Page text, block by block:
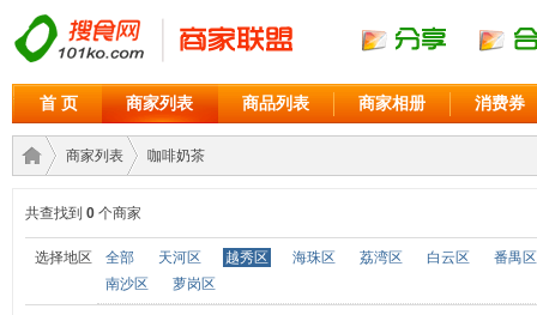
首 页 商家列表 商品列表 商家相册 消费券
商家›
商家列表
›
咖啡奶茶
共查找到 0 个商家
选择地区 全部 天河区 越秀区 海珠区 荔湾区 白云区
番禺区
南沙区
萝岗区